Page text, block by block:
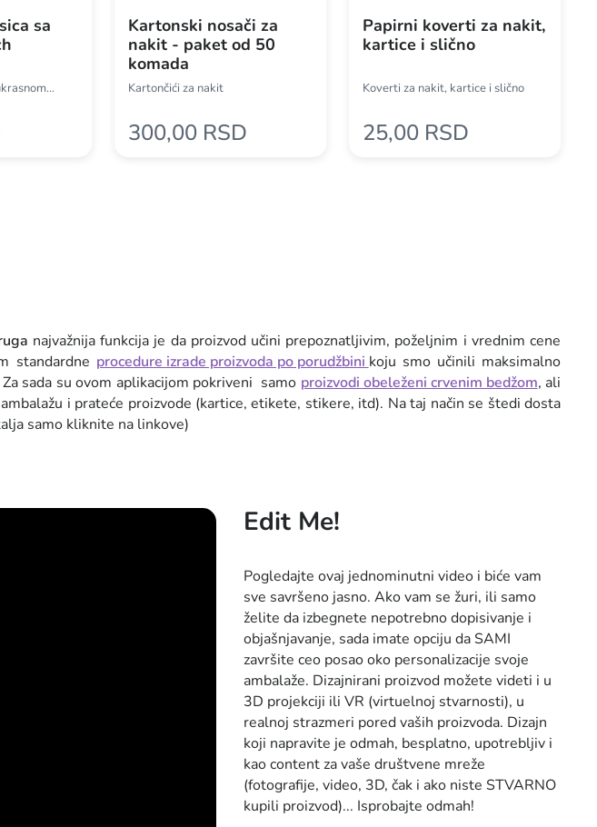
sa
Kartonski nosači za
nakit - paket od 50
komada
Kartončići za nakit
300,00 RSD
Papirni koverti za nakit,
kartice i slično
Koverti za nakit, kartice i slično
25,00 RSD
najvažnija funkcija je da proizvod učini prepoznatljivim, poželjnim i vrednim cene
standardne procedure izrade proizvoda po porudžbini koju smo učinili maksimalno
Za sada su ovom aplikacijom pokriveni samo proizvodi obeleženi crvenim bedžom, ali
i prateće proizvode (kartice, etikete, stikere, itd). Na taj način se štedi dosta
samo kliknite na linkove)
Edit Me!
Pogledajte ovaj jednominutni video i biće vam
sve savršeno jasno. Ako vam se žuri, ili samo
želite da izbegnete nepotrebno dopisivanje i
objašnjavanje, sada imate opciju da SAMI
završite ceo posao oko personalizacije svoje
ambalaže. Dizajnirani proizvod možete videti i u
3D projekciji ili VR (virtuelnoj stvarnosti), u
realnoj strazmeri pored vaših proizvoda. Dizajn
koji napravite je odmah, besplatno, upotrebljiv i
kao content za vaše društvene mreže
(fotografije, video, 3D, čak i ako niste STVARNO
kupili proizvod)... Isprobajte odmah!